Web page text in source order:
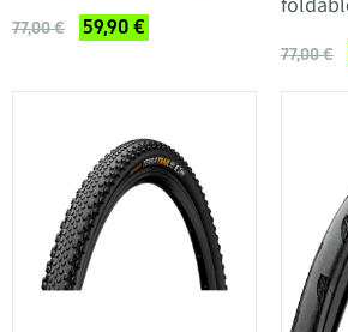
77,00 € 59,90 €
77,00 €